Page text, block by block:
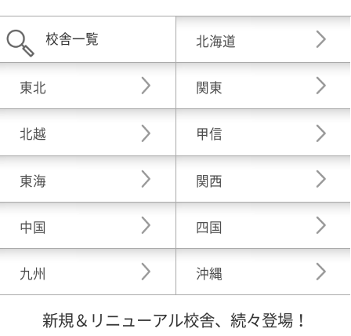
校舎一覧 北海道
東北 関東
北越 甲信
東海 関西
中国 四国
九州 沖縄
新規＆リニューアル校舎、続々登場！